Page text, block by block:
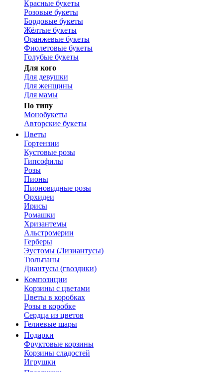
Красные букеты
Розовые букеты
Бордовые букеты
Жёлтые букеты
Оранжевые букеты
Фиолетовые букеты
Голубые букеты
Для кого
Для девушки
Для женщины
Для мамы
По типу
Монобукеты
Авторские букеты
Цветы
Гортензии
Кустовые розы
Гипсофилы
Розы
Пионы
Пионовидные розы
Орхидеи
Ирисы
Ромашки
Хризантемы
Альстромерии
Герберы
Эустомы (Лизиантусы)
Тюльпаны
Диантусы (гвоздики)
Композиции
Корзины с цветами
Цветы в коробках
Розы в коробке
Сердца из цветов
Гелиевые шары
Подарки
Фруктовые корзины
Корзины сладостей
Игрушки